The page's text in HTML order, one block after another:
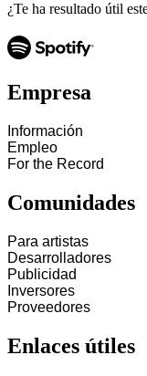
¿Te ha resultado útil
Empresa
Información
Empleo
For the Record
Comunidades
Para artistas
Desarrolladores
Publicidad
Inversores
Proveedores
Enlaces útiles